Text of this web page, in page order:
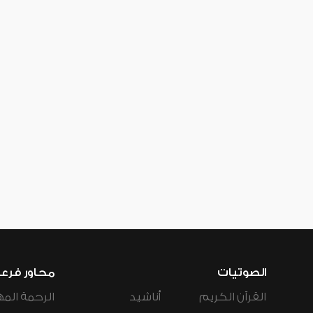
الصوتيات
القرآن الكريم
أناشيد
محاور
الرحمة